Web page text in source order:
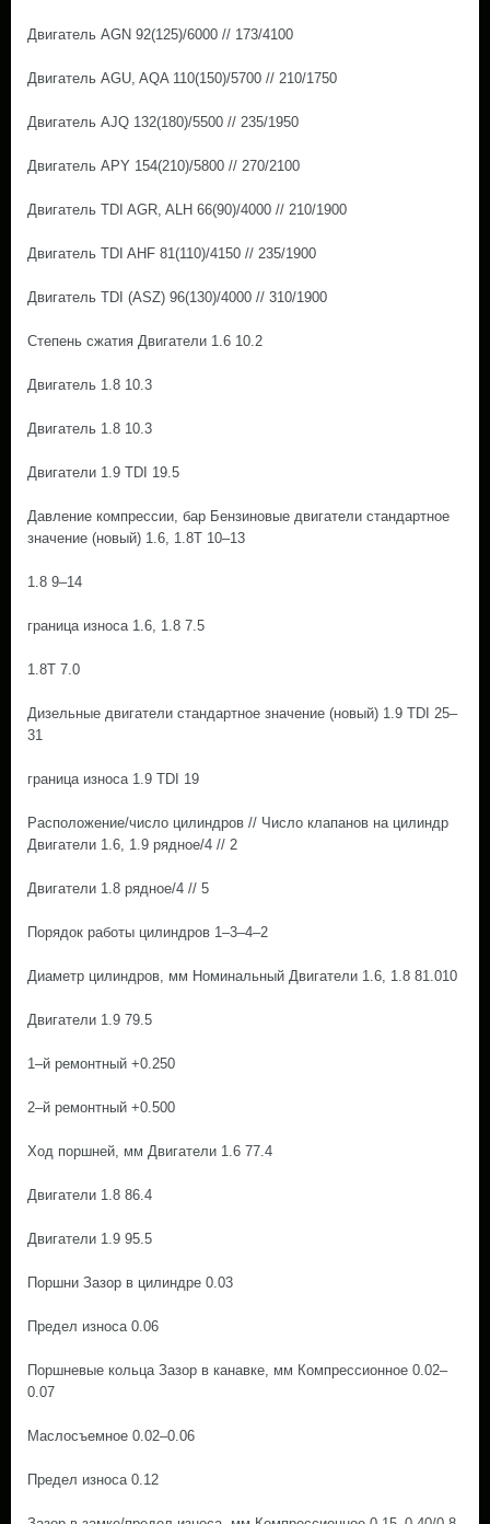
Двигатель AGN 92(125)/6000 // 173/4100
Двигатель AGU, AQA 110(150)/5700 // 210/1750
Двигатель AJQ 132(180)/5500 // 235/1950
Двигатель APY 154(210)/5800 // 270/2100
Двигатель TDI AGR, ALH 66(90)/4000 // 210/1900
Двигатель TDI AHF 81(110)/4150 // 235/1900
Двигатель TDI (ASZ) 96(130)/4000 // 310/1900
Степень сжатия Двигатели 1.6 10.2
Двигатель 1.8 10.3
Двигатель 1.8 10.3
Двигатели 1.9 TDI 19.5
Давление компрессии, бар Бензиновые двигатели стандартное
значение (новый) 1.6, 1.8T 10–13
1.8 9–14
граница износа 1.6, 1.8 7.5
1.8Т 7.0
Дизельные двигатели стандартное значение (новый) 1.9 TDI 25–
31
граница износа 1.9 TDI 19
Расположение/число цилиндров // Число клапанов на цилиндр
Двигатели 1.6, 1.9 рядное/4 // 2
Двигатели 1.8 рядное/4 // 5
Порядок работы цилиндров 1–3–4–2
Диаметр цилиндров, мм Номинальный Двигатели 1.6, 1.8 81.010
Двигатели 1.9 79.5
1–й ремонтный +0.250
2–й ремонтный +0.500
Ход поршней, мм Двигатели 1.6 77.4
Двигатели 1.8 86.4
Двигатели 1.9 95.5
Поршни Зазор в цилиндре 0.03
Предел износа 0.06
Поршневые кольца Зазор в канавке, мм Компрессионное 0.02–
0.07
Маслосъемное 0.02–0.06
Предел износа 0.12